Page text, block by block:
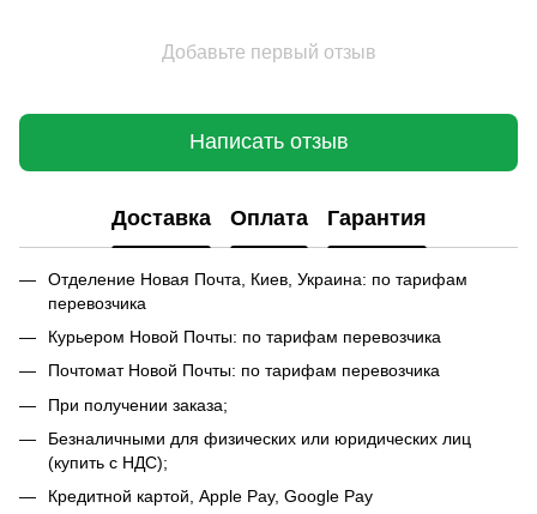
Добавьте первый отзыв
Написать отзыв
Доставка Оплата Гарантия
Отделение Новая Почта, Киев, Украина: по тарифам
перевозчика
Курьером Новой Почты: по тарифам перевозчика
Почтомат Новой Почты: по тарифам перевозчика
При получении заказа;
Безналичными для физических или юридических лиц
(купить с НДС);
Кредитной картой, Apple Pay, Google Pay